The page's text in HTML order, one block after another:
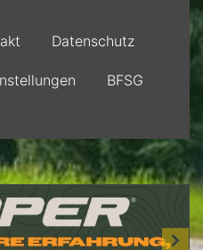
Datenschutz
BFSG